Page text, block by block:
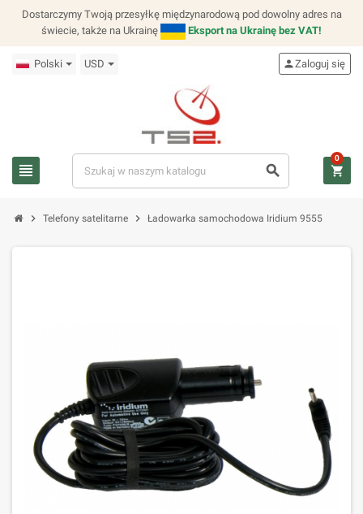
Dostarczymy Twoją przesyłkę międzynarodową pod dowolny adres na
świecie, także na Ukrainę
Eksport na Ukrainę bez VAT!
Polski USD
view_headline search
personZaloguj się
shopping_cart
0
chevron_right Telefony satelitarne chevron_right Ładowarka samochodowa Iridium 9555